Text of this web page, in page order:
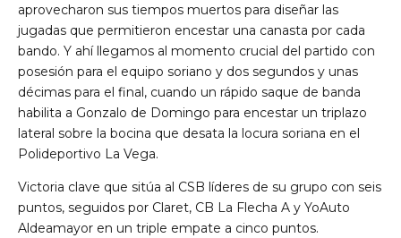
aprovecharon sus tiempos muertos para diseñar las
jugadas que permitieron encestar una canasta por cada
bando. Y ahí llegamos al momento crucial del partido con
posesión para el equipo soriano y dos segundos y unas
décimas para el final, cuando un rápido saque de banda
habilita a Gonzalo de Domingo para encestar un triplazo
lateral sobre la bocina que desata la locura soriana en el
Polideportivo La Vega.
Victoria clave que sitúa al CSB líderes de su grupo con seis
puntos, seguidos por Claret, CB La Flecha A y YoAuto
Aldeamayor en un triple empate a cinco puntos.